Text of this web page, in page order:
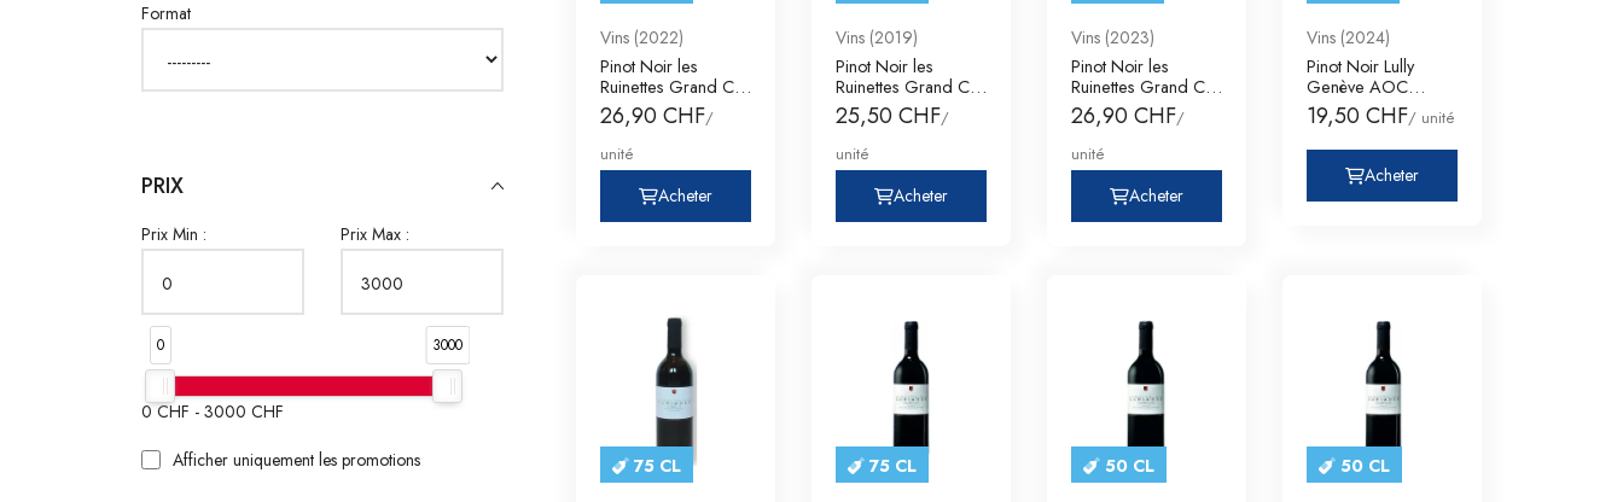
Format
PRIX
Prix Min : Prix Max :
0 3000
0CHF - 3000 CHF
Afficher uniquement les promotions
Vins (2022)
Pinot Noir les
Ruinettes Grand Cru
Valais AOC Ser
26,90 CHF/
unité
Acheter
Vins (2019)
Pinot Noir les
Ruinettes Grand Cru
Valais AOC Ser
25,50 CHF/
unité
Acheter
Vins (2023)
Pinot Noir les
Ruinettes Grand Cru
Valais AOC Ser
26,90 CHF/
unité
Acheter
Vins (2024)
Pinot Noir Lully
Genève AOC
Domaine des
Curiades
19,50 CHF/ unité
Acheter
75 CL 75 CL 50 CL 50 CL